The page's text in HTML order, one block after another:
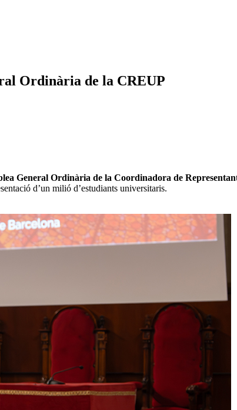
Ordinària de la CREUP
General Ordinària de la Coordinadora de
d’un milió d’estudiants universitaris.